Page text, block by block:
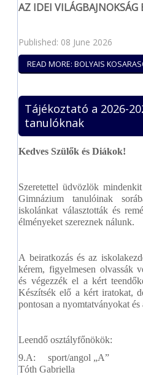
AZ IDEI
Published: 08 June 2026
READ MORE: BOLYAIS
Tájékoztató a 2026-
tanulóknak
Kedves Szülők és Diákok!
Szeretettel üdvözlök
Gimnázium tanulóinak
iskolánkat választották és
élményeket szereznek nálunk.
A beiratkozás és az
kérem, figyelmesen olvassák
és végezzék el a kért
Készítsék elő a kért iratokat,
pontosan a nyomtatványokat
Leendő osztályfőnökök:
9.A: sport/angol
Tóth Gabriella